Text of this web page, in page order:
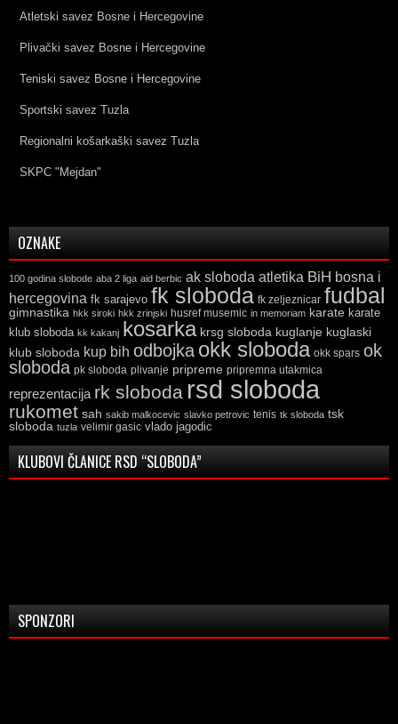
Atletski savez Bosne i Hercegovine
Plivački savez Bosne i Hercegovine
Teniski savez Bosne i Hercegovine
Sportski savez Tuzla
Regionalni košarkaški savez Tuzla
SKPC "Mejdan"
OZNAKE
100 godina slobode aba 2 liga aid berbic ak sloboda atletika BiH bosna i
hercegovina fk sarajevo fk sloboda fk zeljeznicar fudbal
gimnastika hkk siroki hkk zrinjski husref musemic in memoriam karate karate
klub sloboda kk kakanj kosarka krsg sloboda kuglanje kuglaski
klub sloboda kup bih odbojka okk sloboda okk spars ok
sloboda pk sloboda plivanje pripreme pripremna utakmica
reprezentacija rk sloboda rsd sloboda
rukomet sah sakib malkocevic slavko petrovic tenis tk sloboda tsk
sloboda tuzla velimir gasic vlado jagodic
KLUBOVI ČLANICE RSD “SLOBODA”
SPONZORI